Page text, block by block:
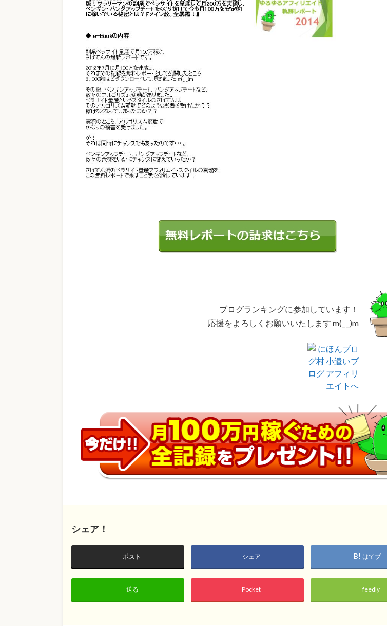
ブログランキングに参加しています！
応援をよろしくお願いいたします m(_ _)m
シェア！
ポスト シェア はてブ
送る Pocket feedly